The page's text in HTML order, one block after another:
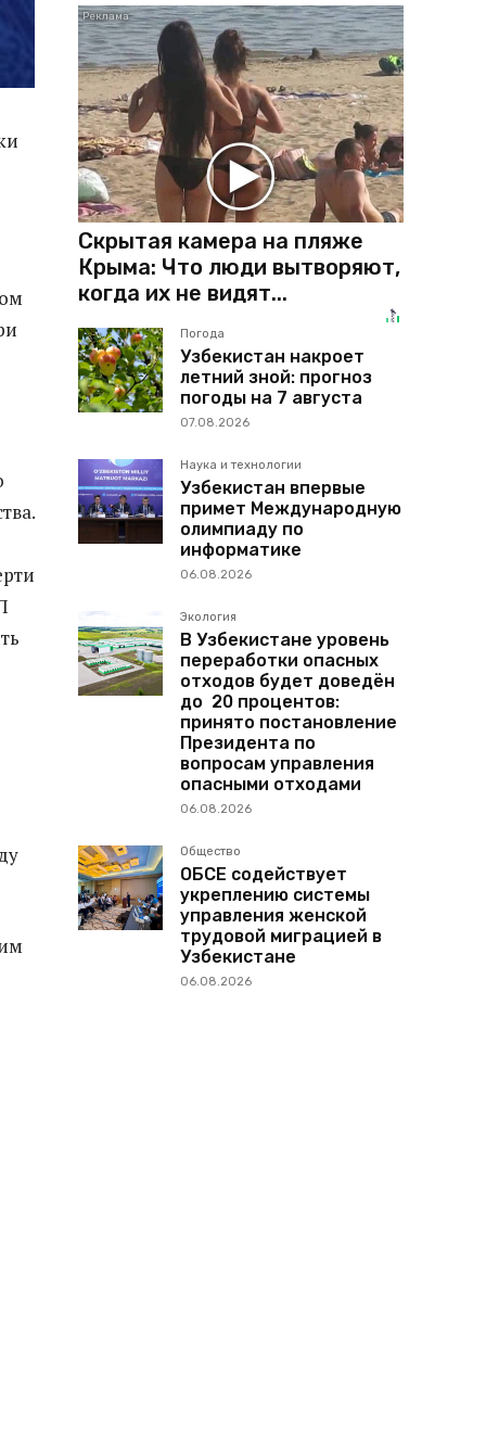
Скрытая камера на пляже
Крыма: Что люди вытворяют,
когда их не видят...
Погода
Узбекистан накроет
летний зной: прогноз
погоды на 7 августа
07.08.2026
Наука и технологии
Узбекистан впервые
примет Международную
олимпиаду по
информатике
06.08.2026
Экология
В Узбекистане уровень
переработки опасных
отходов будет доведён
до 20 процентов:
принято постановление
Президента по
вопросам управления
опасными отходами
06.08.2026
Общество
ОБСЕ содействует
укреплению системы
управления женской
трудовой миграцией в
Узбекистане
06.08.2026